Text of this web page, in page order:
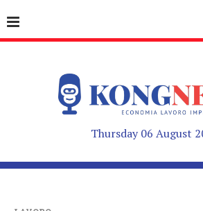
Thursday 06 August